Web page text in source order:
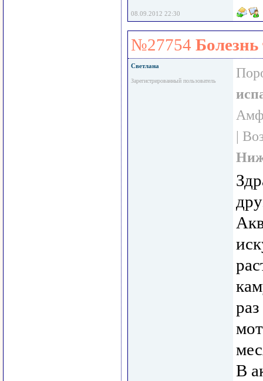
08.09.2012 22:30
№27754
Светлана
Зарегистрированный пользователь
|
В